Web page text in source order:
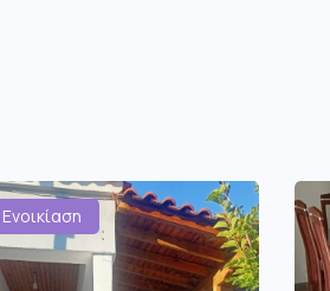
Ενοικίαση